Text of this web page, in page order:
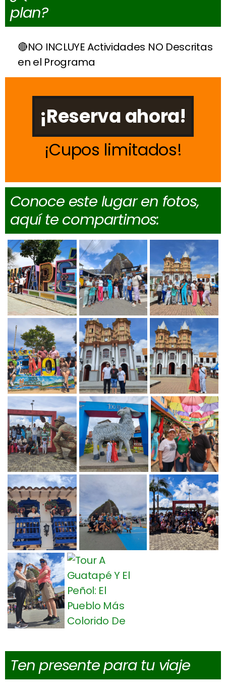
plan?
NO INCLUYE Actividades NO Descritas
en el Programa
¡Reserva ahora!
Cupos limitados
Conoce este lugar en fotos,
aquí te compartimos:
Ten presente para tu viaje